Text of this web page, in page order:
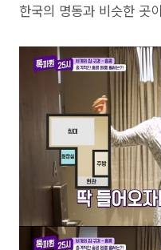
한국의 명동과 비슷한 곳